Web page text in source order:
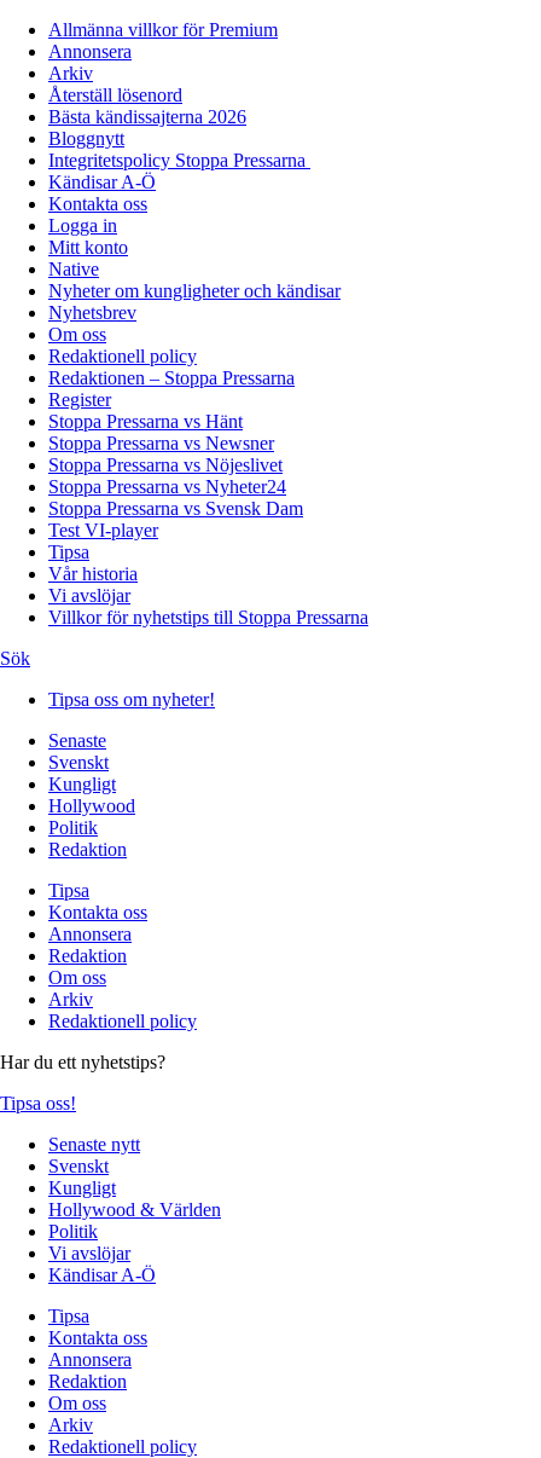
Allmänna villkor för Premium
Annonsera
Arkiv
Återställ lösenord
Bästa kändissajterna 2026
Bloggnytt
Integritetspolicy Stoppa Pressarna
Kändisar A-Ö
Kontakta oss
Logga in
Mitt konto
Native
Nyheter om kungligheter och kändisar
Nyhetsbrev
Om oss
Redaktionell policy
Redaktionen – Stoppa Pressarna
Register
Stoppa Pressarna vs Hänt
Stoppa Pressarna vs Newsner
Stoppa Pressarna vs Nöjeslivet
Stoppa Pressarna vs Nyheter24
Stoppa Pressarna vs Svensk Dam
Test VI-player
Tipsa
Vår historia
Vi avslöjar
Villkor för nyhetstips till Stoppa Pressarna
Sök
Tipsa oss om nyheter!
Senaste
Svenskt
Kungligt
Hollywood
Politik
Redaktion
Tipsa
Kontakta oss
Annonsera
Redaktion
Om oss
Arkiv
Redaktionell policy
Har du ett nyhetstips?
Tipsa oss!
Senaste nytt
Svenskt
Kungligt
Hollywood & Världen
Politik
Vi avslöjar
Kändisar A-Ö
Tipsa
Kontakta oss
Annonsera
Redaktion
Om oss
Arkiv
Redaktionell policy